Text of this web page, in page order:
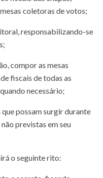
coletoras de votos;
responsabilizando-se
compor as mesas
fiscais de todas as
necessário;
possam surgir durante
previstas em seu
o seguinte rito: